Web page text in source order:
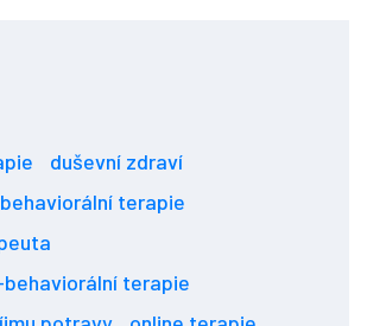
duševní zdraví
terapie
terapie